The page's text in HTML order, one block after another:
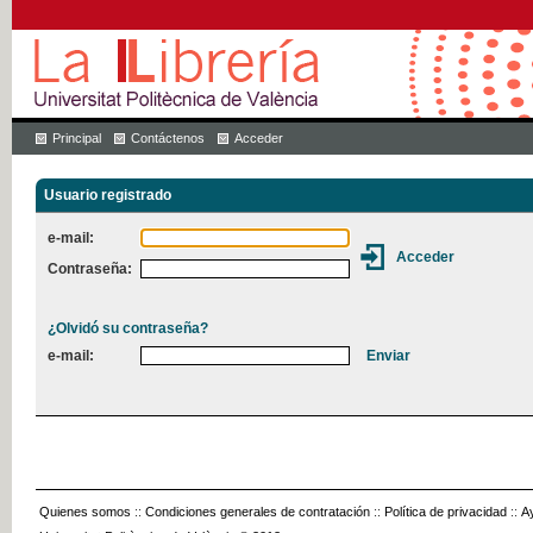
Principal Contáctenos Acceder
Usuario registrado
e-mail:
Contraseña:
¿Olvidó su contraseña?
e-mail:
Quienes somos :: Condiciones generales de contratación :: Política de privacidad ::